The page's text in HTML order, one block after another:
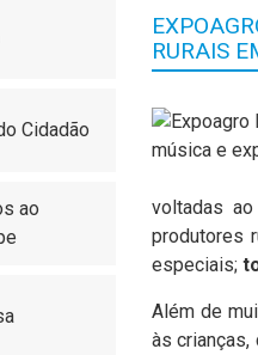
Cidadão
ao
RURAIS
voltadas
produtores
especiais;
Além de
às crianças,